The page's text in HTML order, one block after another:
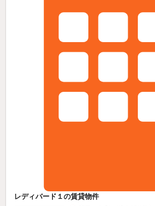
レディバード１の賃貸物件